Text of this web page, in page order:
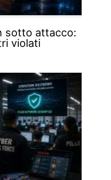
sotto attacco:
violati